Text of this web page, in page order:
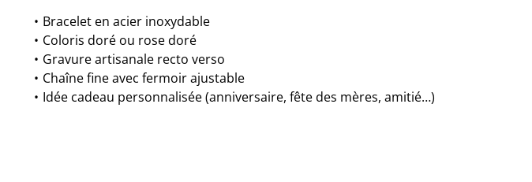
Bracelet en acier inoxydable
Coloris doré ou rose doré
Gravure artisanale recto verso
Chaîne fine avec fermoir ajustable
Idée cadeau personnalisée (anniversaire, fête des mères, amitié…)